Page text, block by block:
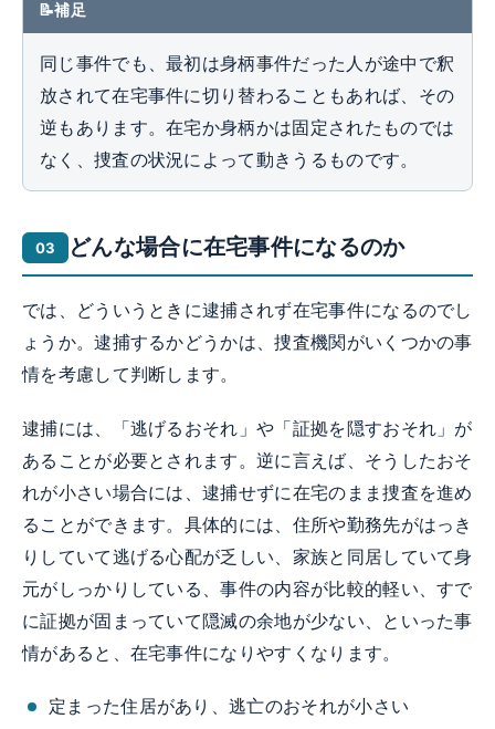
補足
同じ事件でも、最初は身柄事件だった人が途中で釈
放されて在宅事件に切り替わることもあれば、その
逆もあります。在宅か身柄かは固定されたものでは
なく、捜査の状況によって動きうるものです。
どんな場合に在宅事件になるのか
では、どういうときに逮捕されず在宅事件になるのでし
ょうか。逮捕するかどうかは、捜査機関がいくつかの事
情を考慮して判断します。
逮捕には、「逃げるおそれ」や「証拠を隠すおそれ」が
あることが必要とされます。逆に言えば、そうしたおそ
れが小さい場合には、逮捕せずに在宅のまま捜査を進め
ることができます。具体的には、住所や勤務先がはっき
りしていて逃げる心配が乏しい、家族と同居していて身
元がしっかりしている、事件の内容が比較的軽い、すで
に証拠が固まっていて隠滅の余地が少ない、といった事
情があると、在宅事件になりやすくなります。
定まった住居があり、逃亡のおそれが小さい